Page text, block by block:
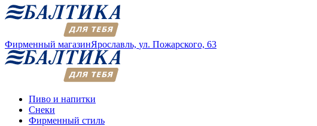
Фирменный магазинЯрославль, ул. Пожарского, 63
Пиво и напитки
Снеки
Фирменный стиль